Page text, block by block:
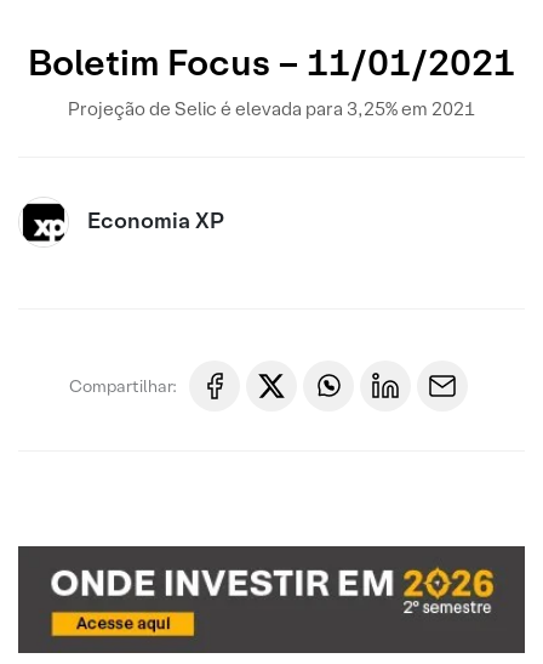
Boletim Focus – 11/01/2021
Projeção de Selic é elevada para 3,25% em 2021
Economia XP
Compartilhar: